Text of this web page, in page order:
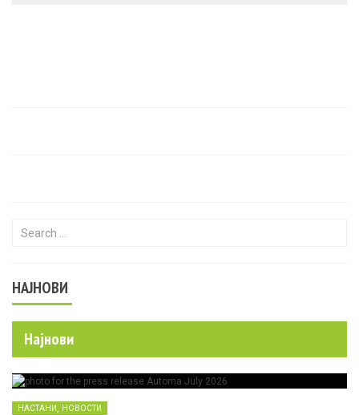
Search for:
НАЈНОВИ
Најнови
НАСТАНИ, НОВОСТИ